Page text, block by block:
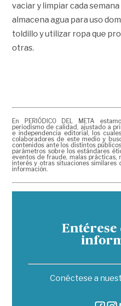
vaciar y limpiar cada
almacena agua para uso
toldillo y utilizar ropa que
otras.
En PERIÓDICO DEL META
periodismo de calidad, ajustado a
e independencia editorial, los
colaboradores de este medio y
contenidos ante los distintos
parámetros sobre los estándares
eventos de fraude, malas prácticas,
interés y otras situaciones
información.
Entérese
Conéctese a